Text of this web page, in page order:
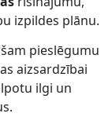
izpildes plānu.
pieslēgumu
aizsardzībai
ilgi un